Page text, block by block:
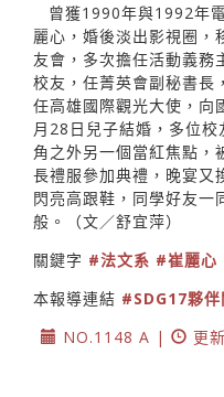
曾獲1990年與1992年
麗心，婚後淡出影視圈，
友會，多次擔任活動義務
校友，任菁英會副秘書長
任高雄國際觀光大使，向
月28日兒子結婚，多位
角之外另一個當紅焦點，
長禮服參加典禮，晚宴又
閃亮高跟鞋，同學好友一
般。（文／舒宜萍）
關鍵字 #法文系 #崔麗心
本報導連結 #SDG17夥伴
NO.1148 A |
更